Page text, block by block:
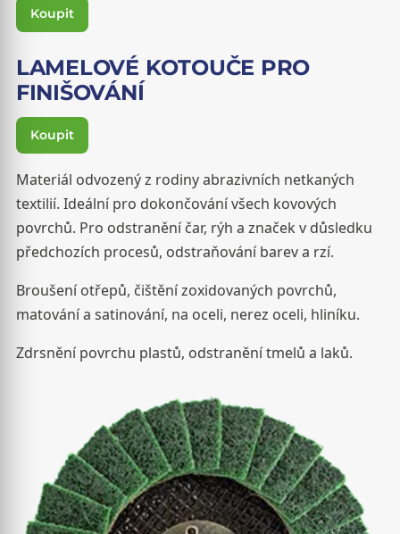
Koupit
LAMELOVÉ KOTOUČE PRO
FINIŠOVÁNÍ
Koupit
Materiál odvozený z rodiny abrazivních netkaných
textilií. Ideální pro dokončování všech kovových
povrchů. Pro odstranění čar, rýh a značek v důsledku
předchozích procesů, odstraňování barev a rzí.
Broušení otřepů, čištění zoxidovaných povrchů,
matování a satinování, na oceli, nerez oceli, hliníku.
Zdrsnění povrchu plastů, odstranění tmelů a laků.